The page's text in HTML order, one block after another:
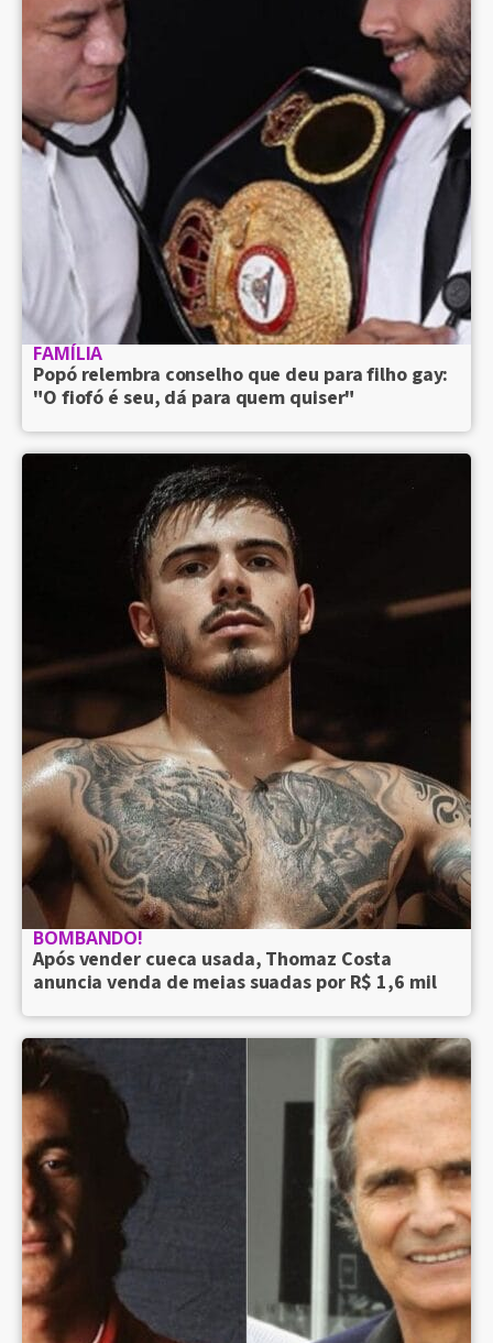
FAMÍLIA
Popó relembra conselho que deu para filho gay:
"O fiofó é seu, dá para quem quiser"
BOMBANDO!
Após vender cueca usada, Thomaz Costa
anuncia venda de meias suadas por R$ 1,6 mil